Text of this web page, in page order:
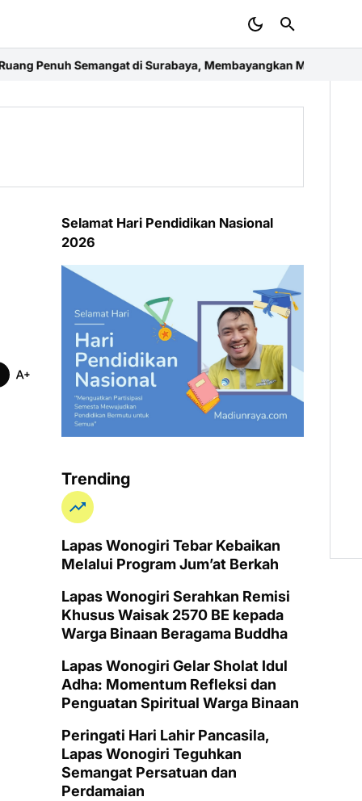
Surabaya, Membayangkan Masa Depan Ekonomi Kreatif dan
Selamat Hari Pendidikan Nasional
2026
Trending
Lapas Wonogiri Tebar Kebaikan
Melalui Program Jum’at Berkah
Lapas Wonogiri Serahkan Remisi
Khusus Waisak 2570 BE kepada
Warga Binaan Beragama Buddha
Lapas Wonogiri Gelar Sholat Idul
Adha: Momentum Refleksi dan
Penguatan Spiritual Warga Binaan
Peringati Hari Lahir Pancasila,
Lapas Wonogiri Teguhkan
Semangat Persatuan dan
Perdamaian